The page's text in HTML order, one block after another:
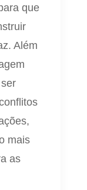
que
Além
mais
as